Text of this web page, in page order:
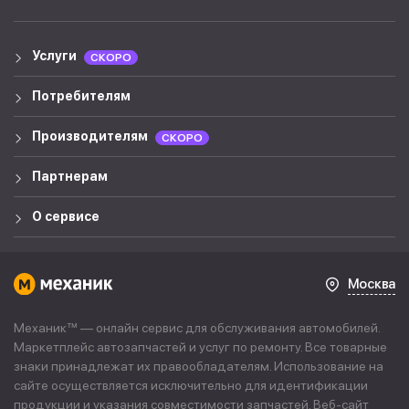
Услуги СКОРО
Потребителям
Производителям СКОРО
Партнерам
О сервисе
Москва
Механик™ — онлайн сервис для обслуживания автомобилей.
Маркетплейс автозапчастей и услуг по ремонту. Все товарные
знаки принадлежат их правообладателям. Использование на
сайте осуществляется исключительно для идентификации
продукции и указания совместимости запчастей. Веб-сайт